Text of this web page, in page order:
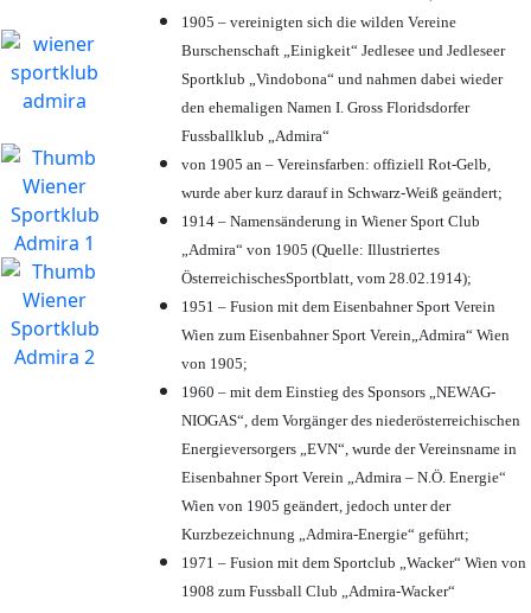
1905 – vereinigten sich die wilden Vereine
Burschenschaft „Einigkeit“ Jedlesee und Jedleseer
Sportklub „Vindobona“ und nahmen dabei wieder
den ehemaligen Namen I. Gross Floridsdorfer
Fussballklub „Admira“
von 1905 an – Vereinsfarben: offiziell Rot-Gelb,
wurde aber kurz darauf in Schwarz-Weiß geändert;
1914 – Namensänderung in Wiener Sport Club
„Admira“ von 1905 (Quelle: Illustriertes
ÖsterreichischesSportblatt, vom 28.02.1914);
1951 – Fusion mit dem Eisenbahner Sport Verein
Wien zum Eisenbahner Sport Verein„Admira“ Wien
von 1905;
1960 – mit dem Einstieg des Sponsors „NEWAG-
NIOGAS“, dem Vorgänger des niederösterreichischen
Energieversorgers „EVN“, wurde der Vereinsname in
Eisenbahner Sport Verein „Admira – N.Ö. Energie“
Wien von 1905 geändert, jedoch unter der
Kurzbezeichnung „Admira-Energie“ geführt;
1971 – Fusion mit dem Sportclub „Wacker“ Wien von
1908 zum Fussball Club „Admira-Wacker“